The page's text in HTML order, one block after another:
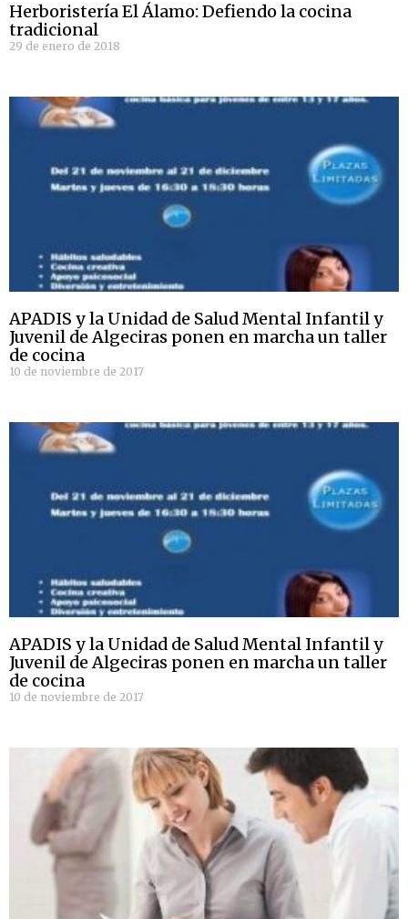
Herboristería El Álamo: Defiendo la cocina
tradicional
29 de enero de 2018
APADIS y la Unidad de Salud Mental Infantil y
Juvenil de Algeciras ponen en marcha un taller
de cocina
10 de noviembre de 2017
APADIS y la Unidad de Salud Mental Infantil y
Juvenil de Algeciras ponen en marcha un taller
de cocina
10 de noviembre de 2017